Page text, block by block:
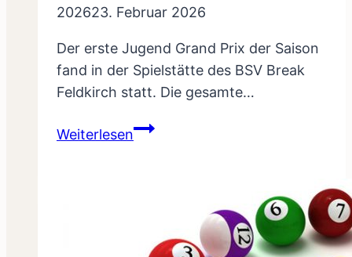
202623. Februar 2026
Der erste Jugend Grand Prix der Saison
fand in der Spielstätte des BSV Break
Feldkirch statt. Die gesamte…
Weiterlesen1.